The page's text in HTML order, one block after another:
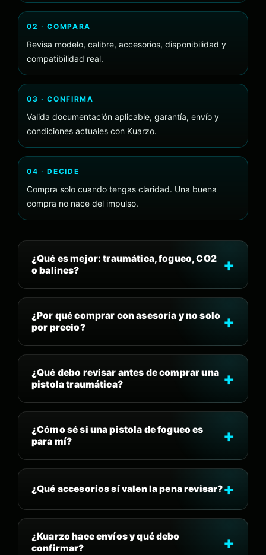
02 · COMPARA
Revisa modelo, calibre, accesorios, disponibilidad y
compatibilidad real.
03 · CONFIRMA
Valida documentación aplicable, garantía, envío y
condiciones actuales con Kuarzo.
04 · DECIDE
Compra solo cuando tengas claridad. Una buena
compra no nace del impulso.
¿Qué es mejor: traumática, fogueo, CO2
o balines?
¿Por qué comprar con asesoría y no solo
por precio?
¿Qué debo revisar antes de comprar una
pistola traumática?
¿Cómo sé si una pistola de fogueo es
para mí?
¿Qué accesorios sí valen la pena revisar?
¿Kuarzo hace envíos y qué debo
confirmar?